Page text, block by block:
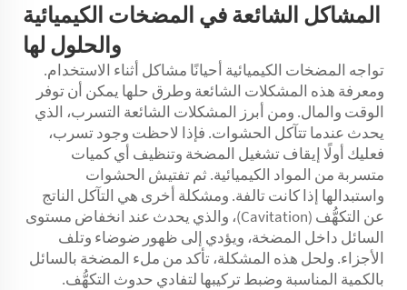
المشاكل الشائعة في المضخات الكيميائية
والحلول لها
تواجه المضخات الكيميائية أحيانًا مشاكل أثناء الاستخدام.
ومعرفة هذه المشكلات الشائعة وطرق حلها يمكن أن توفر
الوقت والمال. ومن أبرز المشكلات الشائعة التسرب، الذي
يحدث عندما تتآكل الحشوات. فإذا لاحظت وجود تسرب،
فعليك أولًا إيقاف تشغيل المضخة وتنظيف أي كميات
متسربة من المواد الكيميائية. ثم تفتيش الحشوات
واستبدالها إذا كانت تالفة. ومشكلة أخرى هي التآكل الناتج
عن التكهُّف (Cavitation)، والذي يحدث عند انخفاض مستوى
السائل داخل المضخة، ويؤدي إلى ظهور ضوضاء وتلف
الأجزاء. ولحل هذه المشكلة، تأكد من ملء المضخة بالسائل
بالكمية المناسبة وضبط تركيبها لتفادي حدوث التكهُّف.